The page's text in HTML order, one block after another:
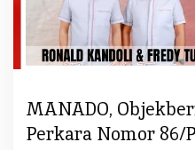
i
h
k
P
MANADO,
Perkara Nomor 86/